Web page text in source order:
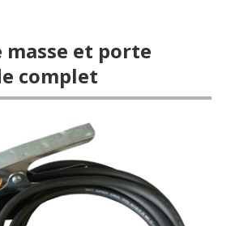
masse et porte
complet